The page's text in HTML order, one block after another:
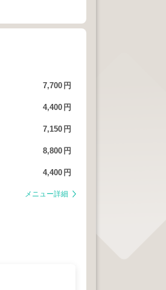
7,700 円
4,400 円
7,150 円
8,800 円
4,400 円
メニュー詳細